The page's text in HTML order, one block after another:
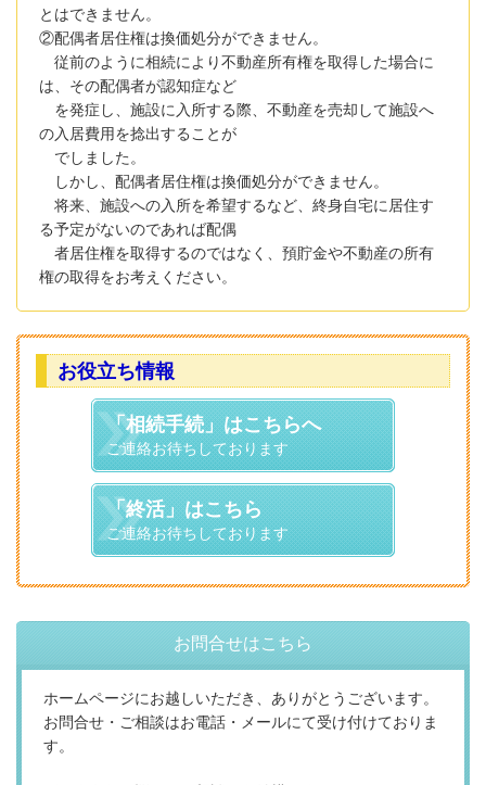
とはできません。
②配偶者居住権は換価処分ができません。
従前のように相続により不動産所有権を取得した場合に
は、その配偶者が認知症など
を発症し、施設に入所する際、不動産を売却して施設へ
の入居費用を捻出することが
でしました。
しかし、配偶者居住権は換価処分ができません。
将来、施設への入所を希望するなど、終身自宅に居住す
る予定がないのであれば配偶
者居住権を取得するのではなく、預貯金や不動産の所有
権の取得をお考えください。
お役立ち情報
「相続手続」はこちらへ
ご連絡お待ちしております
「終活」はこちら
ご連絡お待ちしております
お問合せはこちら
ホームページにお越しいただき、ありがとうございます。
お問合せ・ご相談はお電話・メールにて受け付けておりま
す。